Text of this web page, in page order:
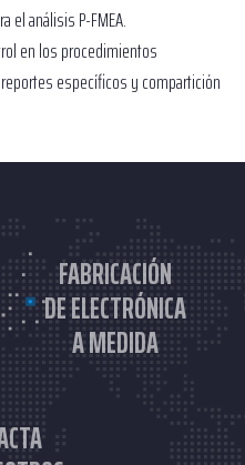
el análisis P-FMEA.
en los procedimientos
específicos y compartición
FABRICACIÓN
DE ELECTRÓNICA
A MEDIDA